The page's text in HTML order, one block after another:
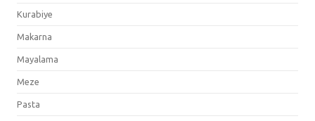
Kurabiye
Makarna
Mayalama
Meze
Pasta